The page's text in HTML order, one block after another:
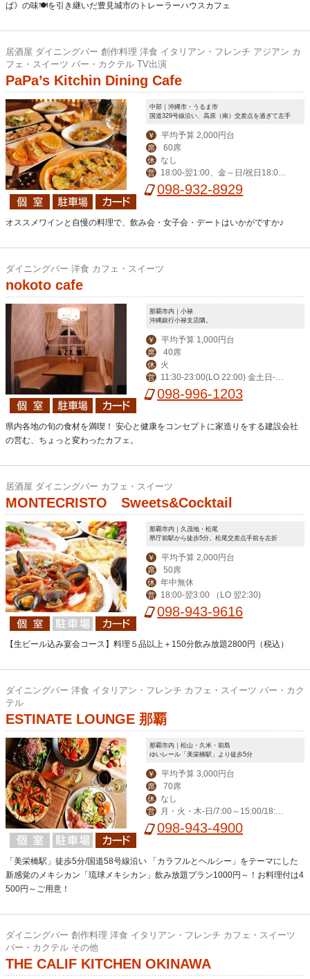
ば》の味🍽を引き継いだ豊見城市のトレーラーハウスカフェ
居酒屋 ダイニングバー 創作料理 洋食 イタリアン・フレンチ アジアン カ
フェ・スイーツ バー・カクテル TV出演
PaPa’s Kitchin Dining Cafe
中部｜沖縄市・うるま市
国道329号線沿い、高原（南）交差点を過ぎて左手
￥ 平均予算 2,000円台
席 60席
休 なし
営
18:00‐翌1:00、金～日/祝日18:00-
翌2:00098-932-8929
オススメワインと自慢の料理で、飲み会・女子会・デートはいかがですか♪
ダイニングバー 洋食 カフェ・スイーツ
nokoto cafe
那覇市内｜小禄
沖縄銀行小禄支店隣。
￥ 平均予算 1,000円台
席 40席
休 火
営
11:30-23:00(LO 22:00) 金土日-0:0
0(LO 23:00)
098-996-1203
県内各地の旬の食材を満喫！ 安心と健康をコンセプトに家造りをする建設会社
の営む、ちょっと変わったカフェ。
居酒屋 ダイニングバー カフェ・スイーツ
MONTECRISTO Sweets&Cocktail
那覇市内｜久茂地・松尾
県庁前駅から徒歩5分。松尾交差点手前を左折
￥ 平均予算 2,000円台
席 50席
休 年中無休
営 18:00-翌3:00 （LO 翌2:30)
098-943-9616
【生ビール込み宴会コース】料理５品以上＋150分飲み放題2800円（税込）
ダイニングバー 洋食 イタリアン・フレンチ カフェ・スイーツ バー・カク
テル
ESTINATE LOUNGE 那覇
那覇市内｜松山・久米・前島
ゆいレール「美栄橋駅」より徒歩5分
￥ 平均予算 3,000円台
席 70席
休 なし
営
月・火・木-日/7:00～15:00/18:00
～23:00(料理L.O. 22:00) 毎週水曜日は
098-943-4900
「美栄橋駅」徒歩5分/国道58号線沿い 「カラフルとヘルシー」をテーマにした
新感覚のメキシカン「琉球メキシカン」飲み放題プラン1000円～！お料理付は4
500円～ご用意！
ダイニングバー 創作料理 洋食 イタリアン・フレンチ カフェ・スイーツ
バー・カクテル その他
THE CALIF KITCHEN OKINAWA